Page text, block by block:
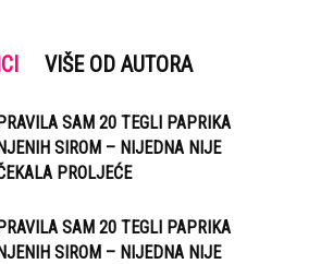
VIŠE OD AUTORA
SAM 20 TEGLI PAPRIKA
SIROM – NIJEDNA NIJE
PROLJEĆE
SAM 20 TEGLI PAPRIKA
SIROM – NIJEDNA NIJE